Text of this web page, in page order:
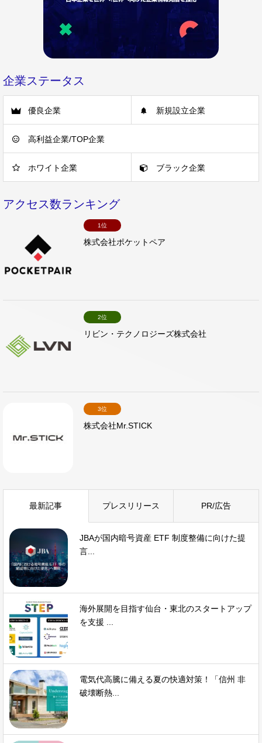
企業ステータス
優良企業 新規設立企業
高利益企業/TOP企業
ホワイト企業 ブラック企業
アクセス数ランキング
1位
株式会社ポケットペア
2位
リビン・テクノロジーズ株式会社
3位
株式会社Mr.STICK
最新記事 プレスリリース PR/広告
JBAが国内暗号資産 ETF 制度整備に向けた提
言...
海外展開を目指す仙台・東北のスタートアップ
を支援 ...
電気代高騰に備える夏の快適対策！「信州 非
破壊断熱...